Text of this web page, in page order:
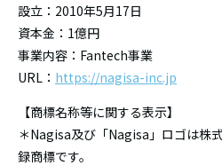
設立：2010年5月17日
資本金：1億円
事業内容：Fantech事業
URL： https://nagisa-inc.jp
【商標名称等に関する表示】
＊Nagisa及び「Nagisa」ロゴは株
録商標です。